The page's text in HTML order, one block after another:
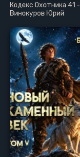
Кодекс Охотника 41 -
Винокуров Юрий